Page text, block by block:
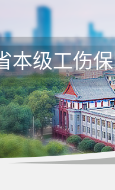
本级工伤